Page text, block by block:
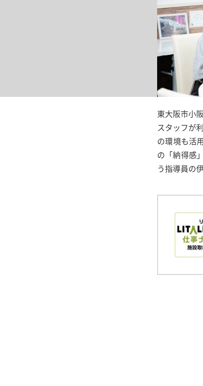
東大阪市小
スタッフが
の環境も活
の「納得感
う指導員の